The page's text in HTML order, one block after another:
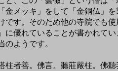
金メッキ」をして「金銅仏」
す。そのため他の寺院でも
優れていることが書かれて
ようです。
柱者善。佛言。聽莊嚴柱。